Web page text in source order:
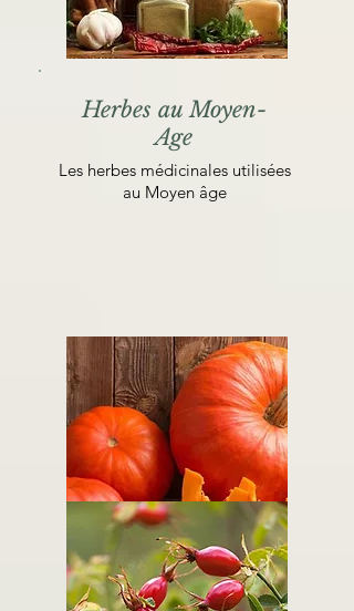
Herbes au Moyen-
Age
Les herbes médicinales utilisées
au Moyen âge